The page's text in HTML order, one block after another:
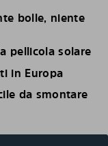
bolle, niente
pellicola solare
in Europa
da smontare